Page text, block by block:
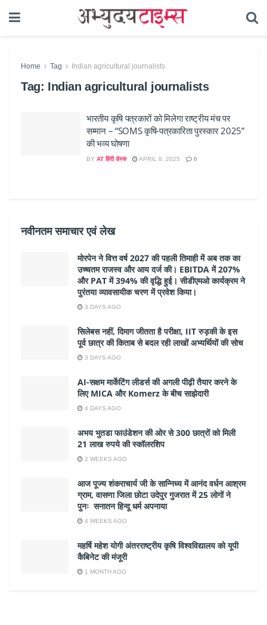
Home Tag Indian agricultural journalists
Tag: Indian agricultural journalists
भारतीय कृषि पत्रकारों को मिलेगा राष्ट्रीय मंच पर
सम्मान – “SOMS कृषि-पत्रकारिता पुरस्कार 2025”
की भव्य घोषणा
BY AT हिंदी डेस्क APRIL 8, 2025 0
नवीनतम समाचार एवं लेख
मोरपेन ने वित्त वर्ष 2027 की पहली तिमाही में अब तक का
उच्चतम राजस्व और आय दर्ज की। EBITDA में 207%
और PAT में 394% की वृद्धि हुई। सीडीएमओ कार्यक्रम ने
पुरंतया व्यावसायीक चरण में प्रवेश किया।
3 DAYS AGO
सिलेबस नहीं, दिमाग जीतता है परीक्षा, IIT रुड़की के इस
पूर्व छात्र की किताब से बदल रही लाखों अभ्यर्थियों की सोच
3 DAYS AGO
AI-सक्षम मार्केटिंग लीडर्स की अगली पीढ़ी तैयार करने के
लिए MICA और Komerz के बीच साझेदारी
4 DAYS AGO
अभय भुतडा फाउंडेशन की ओर से 300 छात्रों को मिली
21 लाख रुपये की स्कॉलरशिप
2 WEEKS AGO
आज पूज्य शंकराचार्य जी के सान्निध्य में आनंद वर्धन आश्रम
ग्राम, वासणा जिला छोटा उदेपुर गुजरात में 25 लोगों ने
पुनः सनातन हिन्दू धर्म अपनाया
4 WEEKS AGO
महर्षि महेश योगी अंतरराष्ट्रीय कृषि विश्वविद्यालय को यूपी
कैबिनेट की मंजूरी
1 MONTH AGO